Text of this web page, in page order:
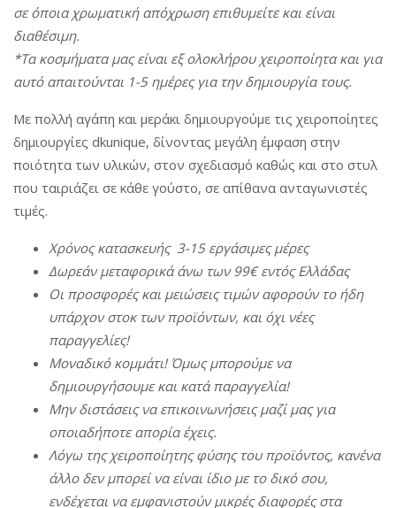
σε όποια χρωματική απόχρωση επιθυμείτε και είναι
διαθέσιμη.
*Τα κοσμήματα μας είναι εξ ολοκλήρου χειροποίητα και για
αυτό απαιτούνται 1-5 ημέρες για την δημιουργία τους.
Με πολλή αγάπη και μεράκι δημιουργούμε τις χειροποίητες
δημιουργίες dkunique, δίνοντας μεγάλη έμφαση στην
ποιότητα των υλικών, στον σχεδιασμό καθώς και στο στυλ
που ταιριάζει σε κάθε γούστο, σε απίθανα ανταγωνιστές
τιμές.
Χρόνος κατασκευής 3-15 εργάσιμες μέρες
Δωρεάν μεταφορικά άνω των99€εντός Ελλάδας
Οι προσφορές και μειώσεις τιμών αφορούν το ήδη
υπάρχον στοκ τωνπροϊόντων, και όχι νέες
παραγγελίες!
Μοναδικό κομμάτι! Όμως μπορούμε να
δημιουργήσουμε και κατάπαραγγελία!
Μην διστάσεις να επικοινωνήσεις μαζί μας για
οποιαδήποτε απορία έχεις.
Λόγω της χειροποίητης φύσης τουπροϊόντος, κανένα
άλλο δεν μπορεί να είναι ίδιο με το δικό σου,
ενδέχεται να εμφανιστούν μικρές διαφορές στα